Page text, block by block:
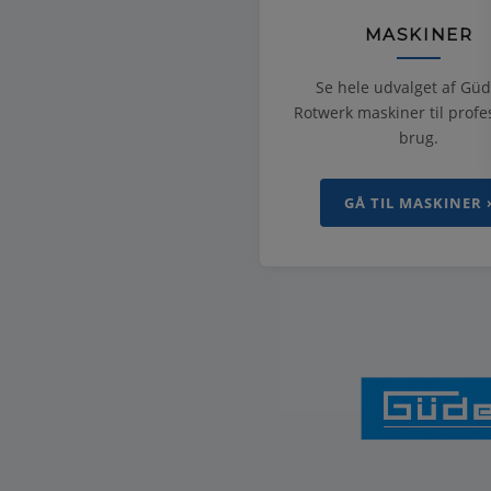
MASKINER
Se hele udvalget af
Rotwerk maskiner til
brug.
GÅ TIL MASKINER ›